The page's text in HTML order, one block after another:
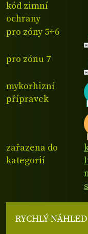
kód zimní
ochrany
pro zóny 5+6
pro zónu 7
mykorhizní
přípravek
zařazena do
kategorií
RYCHLÝ